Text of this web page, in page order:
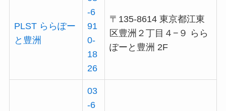
PLST ららぽー
と豊洲
-6
91
0-
18
26
〒135-8614 東京都江東
区豊洲２丁目４−９ らら
ぽーと豊洲 2F
03
-6